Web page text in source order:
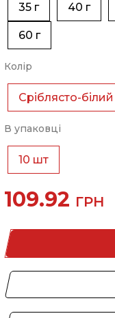
35 г 40 г
60 г
Колір
Сріблясто-білий
В упаковці
10 шт
109.92 ГРН